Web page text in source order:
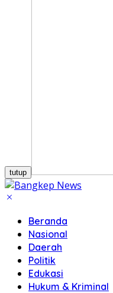
tutup
Beranda
Nasional
Daerah
Politik
Edukasi
Hukum & Kriminal